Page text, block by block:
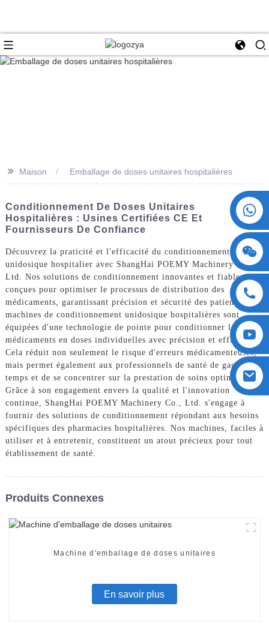
+86 15730993174
>> Maison Emballage de doses unitaires hospitalières
Conditionnement De Doses Unitaires
Hospitalières : Usines Certifiées CE Et
Fournisseurs De Confiance
Découvrez la praticité et l'efficacité du conditionnement
unidosique hospitalier avec ShangHai POEMY Machinery Co.,
Ltd. Nos solutions de conditionnement innovantes et fiables sont
conçues pour optimiser le processus de distribution des
médicaments, garantissant précision et sécurité des patients. Nos
machines de conditionnement unidosique hospitalières sont
équipées d'une technologie de pointe pour conditionner les
médicaments en doses individuelles avec précision et efficacité.
Cela réduit non seulement le risque d'erreurs médicamenteuses,
mais permet également aux professionnels de santé de gagner du
temps et de se concentrer sur la prestation de soins optimaux.
Grâce à son engagement envers la qualité et l'innovation
continue, ShangHai POEMY Machinery Co., Ltd. s'engage à
fournir des solutions de conditionnement répondant aux besoins
spécifiques des pharmacies hospitalières. Nos machines, faciles à
utiliser et à entretenir, constituent un atout précieux pour tout
établissement de santé.
Produits Connexes
Machine d'emballage de doses unitaires
En savoir plus